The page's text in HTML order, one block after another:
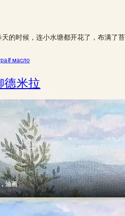
的时候，连小水塘都开花了，布满了苔
# масло
德米拉
油画